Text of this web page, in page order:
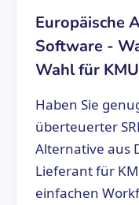
Europäische
Software -
Wahl für
Haben Sie
überteuerter
Alternative aus
Lieferant für
einfachen